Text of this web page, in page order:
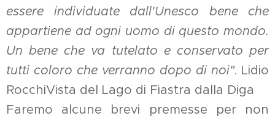
essere individuate dall'Unesco bene che
appartiene ad ogni uomo di questo mondo.
Un bene che va tutelato e conservato per
tutti coloro che verranno dopo di noi". Lidio
RocchiVista del Lago di Fiastra dalla Diga
Faremo alcune brevi premesse per non